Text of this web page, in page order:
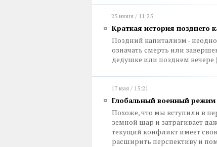
25 июня / 11:25
Краткая история позднего
Поздний капитализм -
означать смерть или
дедушке или позднем вечере {
17 мая / 15:21
Глобальный военный режим
Похоже, что мы вступили в
земной шар и затрагивает
текущий конфликт имеет
расширить перспективу и